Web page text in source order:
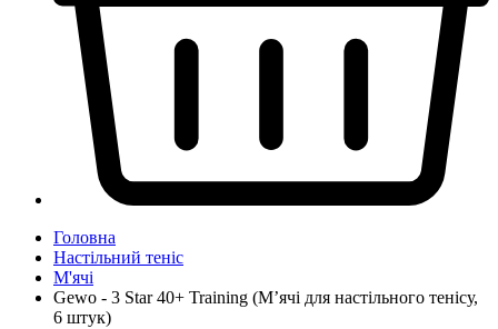
Головна
Настільний теніс
М'ячі
Gewo - 3 Star 40+ Training (М’ячі для настільного тенісу,
6 штук)